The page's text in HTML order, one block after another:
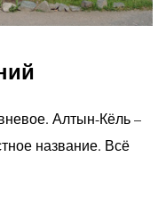
Алтын-Кёль –
название. Всё